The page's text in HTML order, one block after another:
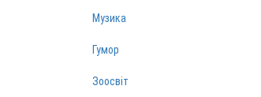
Музика
Гумор
Зоосвіт